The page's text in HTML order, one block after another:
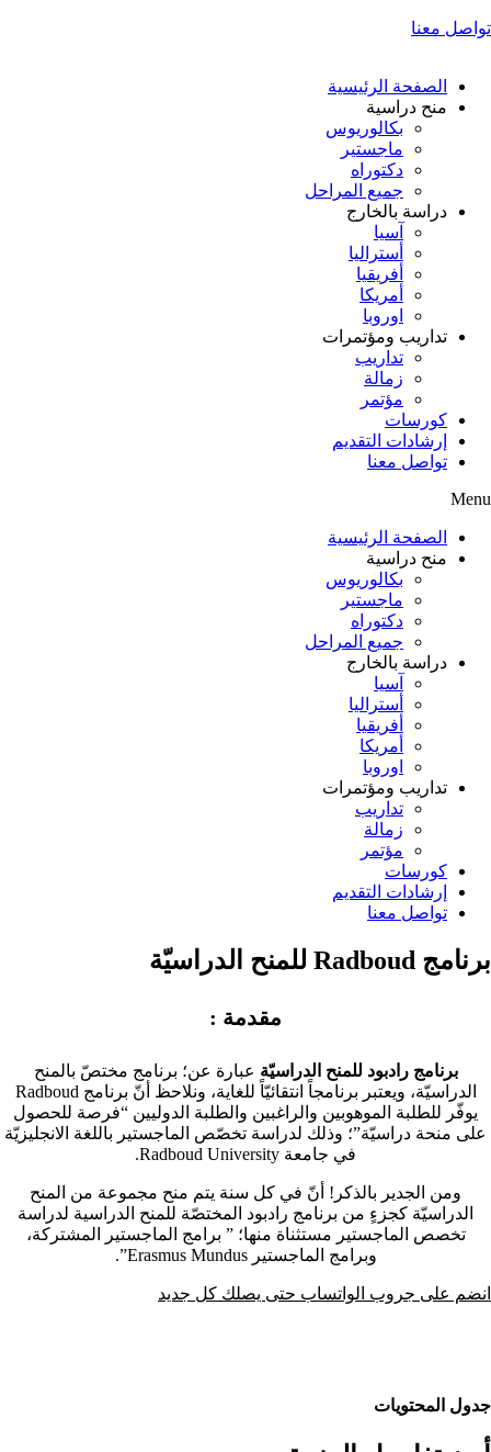
تواصل معنا
الصفحة الرئيسية
منح دراسية
بكالوريوس
ماجستير
دكتوراه
جميع المراحل
دراسة بالخارج
آسيا
أستراليا
أفريقيا
أمريكا
اوروبا
تداريب ومؤتمرات
تداريب
زمالة
مؤتمر
كورسات
إرشادات التقديم
تواصل معنا
Menu
الصفحة الرئيسية
منح دراسية
بكالوريوس
ماجستير
دكتوراه
جميع المراحل
دراسة بالخارج
آسيا
أستراليا
أفريقيا
أمريكا
اوروبا
تداريب ومؤتمرات
تداريب
زمالة
مؤتمر
كورسات
إرشادات التقديم
تواصل معنا
برنامج Radboud للمنح الدراسيّة
مقدمة :
برنامج رادبود للمنح الدراسيّة عبارة عن؛ برنامج مختصّ بالمنح
الدراسيّة، ويعتبر برنامجاً انتقائيّاً للغاية، ونلاحظ أنّ برنامج Radboud
يوفّر للطلبة الموهوبين والراغبين والطلبة الدوليين “فرصة للحصول
على منحة دراسيّة”؛ وذلك لدراسة تخصّص الماجستير باللغة الانجليزيّة
في جامعة Radboud University.
ومن الجدير بالذكر! أنّ في كل سنة يتم منح مجموعة من المنح
الدراسيّة كجزءٍ من برنامج رادبود المختصّة للمنح الدراسية لدراسة
تخصص الماجستير مستثناة منها؛ ” برامج الماجستير المشتركة،
وبرامج الماجستير Erasmus Mundus”.
انضم على جروب الواتساب حتى يصلك كل جديد
جدول المحتويات